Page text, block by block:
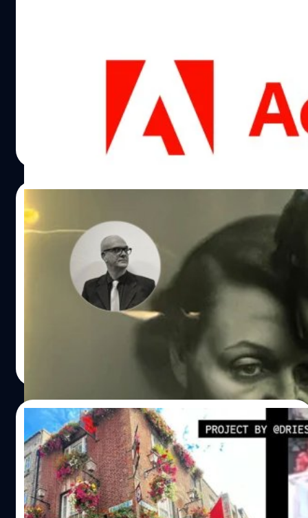
พนักงานบางคนของ Adobe เริ่มแสดงความกังวลต่อ
เทคโนโลยีปัญญาประดิษฐ์ (AI) 'Adobe Firefly' ที่สามารถ
เปลี่ยนข้อความที่เราพิมพ์ (Prompt) ให้กลายเป็นรูปภาพได้
อย่างง่ายดาย จะมาทำลายฐานลูกค้าในปัจจุบัน
| 1100 days ago
ช่างภาพปฎิเสธรางวัล หลังใช้ภาพ AI ชนะงาน
ประกวดถ่ายภาพ เจ้าตัวเผย “แค่อยากพิสูจน์
ว่ากรรมการแยกออกไหมเฉย ๆ”
กลายเป็นประเด็นร้อนแรงในวงการถ่ายภาพ เมื่อมีข่าวช่างภาพ
ปฎิเสธรางวัลหลังชนะ 'งานประกวดถ่ายภาพ' ระดับโลกเพราะ
ใช้ AI สร้างรูปขึ้นมา ด้วยเหตุผลแค่ว่าอยากพิสูจน์ว่ากรรมการ
จะแยกภาพจริงกับภาพ AI ออกไหม ในขณะที่ผู้จัดงานยังคง
15/09/2022
น่ากลัวจัด! เทคโนโลยี AI ที่ค้นหาจังหวะลั่น
ชัตเตอร์ภาพบน Instagram ผ่านกล้อง
วงจรปิดสาธารณะ
บางครั้งเทคโนโลยีใหม่ ๆ ก็แฝงไปด้วยความน่ากลัวเหมือนกัน
ครับ ดรีส ดีพัวร์เตอร์ (Dries Depoorter) ได้สร้างระบบ AI